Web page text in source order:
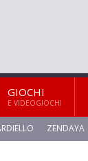
GIOCHI
E VIDEOGIOCHI
ZENDAYA